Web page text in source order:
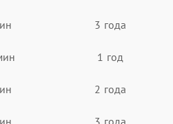
3 года
1 год
2 года
3 года